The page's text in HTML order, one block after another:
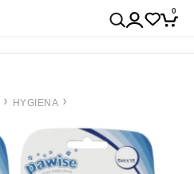
0
HYGIENA